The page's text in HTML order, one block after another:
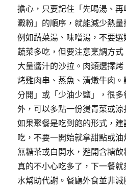
擔心，只要記住「先喝湯、
澱粉」的順序，就能減少熱量
例如蔬菜湯、味噌湯，不要選
蔬菜多吃，但要注意烹調方
大量醬汁的沙拉。肉類選擇
烤雞肉串、蒸魚、清燉牛肉
分開」或「少油少鹽」，很
外，可以多點一份燙青菜或涼
如果聚餐是吃到飽的形式，
吃，不要一開始就拿甜點或
無糖茶或白開水，避開含糖
真的不小心吃多了，下一餐
水幫助代謝。餐廳外食並非